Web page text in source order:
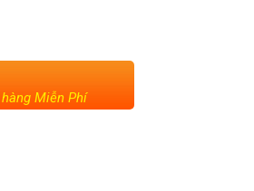
Miễn Phí